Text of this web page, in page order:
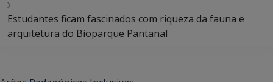
Estudantes ficam fascinados com riqueza da fauna e
arquitetura do Bioparque Pantanal